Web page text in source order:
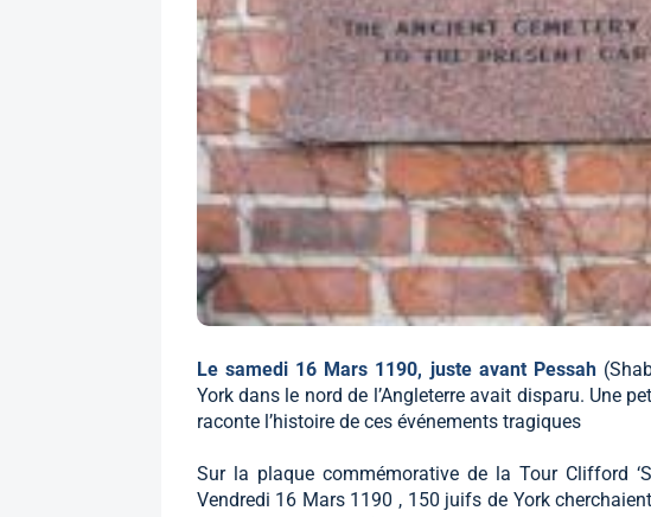
Le samedi 16 Mars 1190, juste avant Pessah
York dans le nord de l’Angleterre avait disparu. Une
raconte l’histoire de ces événements tragiques
Sur la plaque commémorative de la Tour Clifford
Vendredi 16 Mars 1190 , 150 juifs de York